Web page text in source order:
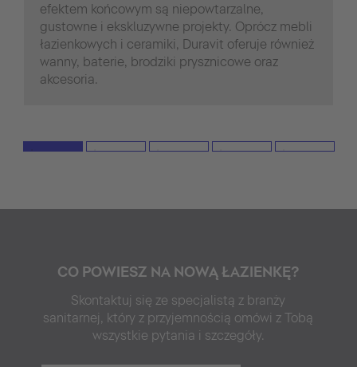
efektem końcowym są niepowtarzalne,
gustowne i ekskluzywne projekty. Oprócz mebli
łazienkowych i ceramiki, Duravit oferuje również
wanny, baterie, brodziki prysznicowe oraz
akcesoria.
CO POWIESZ NA NOWĄ ŁAZIENKĘ?
Skontaktuj się ze specjalistą z branży
sanitarnej, który z przyjemnością omówi z Tobą
wszystkie pytania i szczegóły.